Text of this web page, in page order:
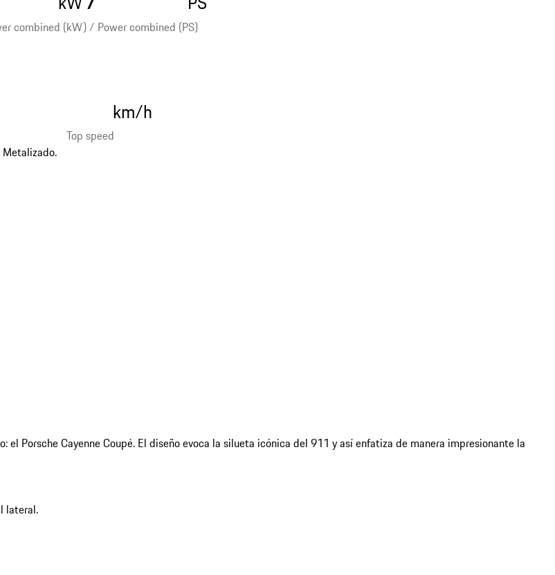
combined (kW) / Power combined (PS)
Top speed
km/h
Porsche Cayenne Coupé. El diseño evoca la silueta icónica del 911 y así enfatiza de manera impresionante la